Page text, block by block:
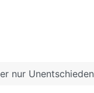
nur Unentschieden